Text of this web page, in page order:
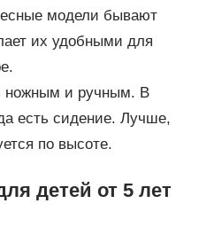
модели бывают
их удобными для
ножным и ручным. В
есть сидение. Лучше,
по высоте.
детей от 5 лет